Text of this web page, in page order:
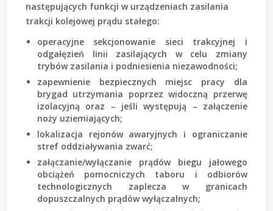
następujących funkcji w urządzeniach zasilania
trakcji kolejowej prądu stałego:
operacyjne sekcjonowanie sieci trakcyjnej i
odgałęzień linii zasilających w celu zmiany
trybów zasilania i podniesienia niezawodności;
zapewnienie bezpiecznych miejsc pracy dla
brygad utrzymania poprzez widoczną przerwę
izolacyjną oraz – jeśli występują – załączenie
noży uziemiających;
lokalizacja rejonów awaryjnych i ograniczanie
stref oddziaływania zwarć;
załączanie/wyłączanie prądów biegu jałowego
obciążeń pomocniczych taboru i odbiorów
technologicznych zaplecza w granicach
dopuszczalnych prądów wyłączalnych;